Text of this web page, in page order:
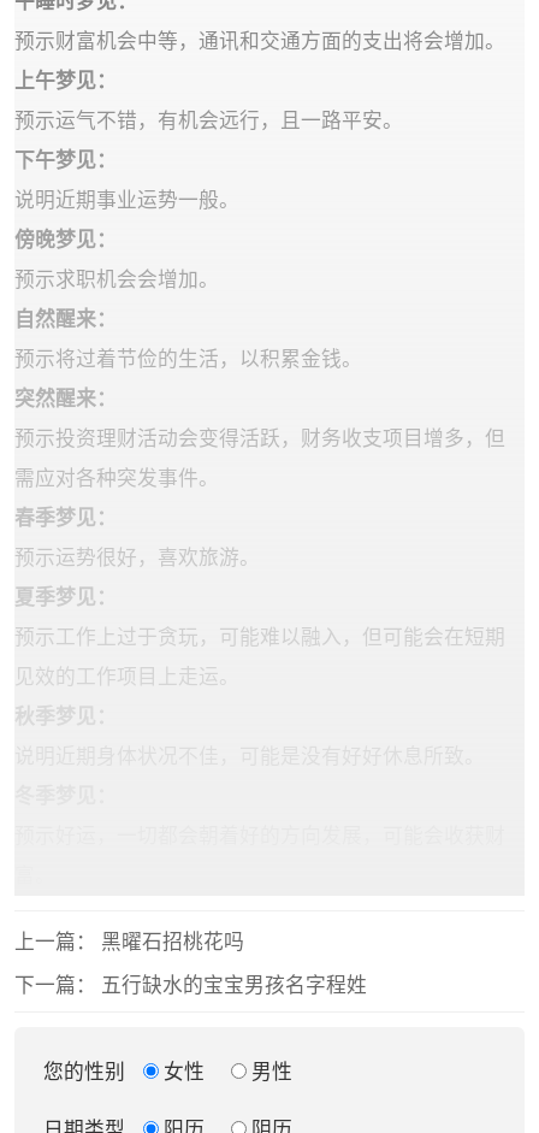
预示财富机会中等，通讯和交通方面的支出将会增加。
‌上午梦见‌：
预示运气不错，有机会远行，且一路平安。
‌下午梦见‌：
说明近期事业运势一般。
‌傍晚梦见‌：
预示求职机会会增加。
‌自然醒来‌：
预示将过着节俭的生活，以积累金钱。
‌突然醒来‌：
预示投资理财活动会变得活跃，财务收支项目增多，但
需应对各种突发事件。
‌春季梦见‌：
预示运势很好，喜欢旅游。
‌夏季梦见‌：
预示工作上过于贪玩，可能难以融入，但可能会在短期
见效的工作项目上走运。
‌秋季梦见‌：
上一篇： 黑曜石招桃花吗
下一篇：
五行缺水的宝宝男孩名字程姓
您的性别 女性 男性